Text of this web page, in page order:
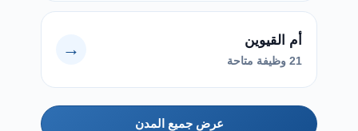
أم القيوين
21 وظيفة متاحة
→
عرض جميع المدن